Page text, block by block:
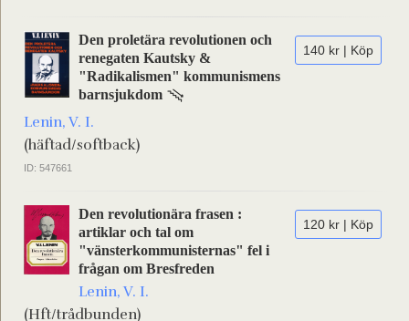
140 kr | Köp
Den proletära revolutionen och
renegaten Kautsky &
"Radikalismen" kommunismens
barnsjukdom
Lenin, V. I.
(häftad/softback)
ID: 547661
120 kr | Köp
Den revolutionära frasen :
artiklar och tal om
"vänsterkommunisternas" fel i
frågan om Bresfreden
Lenin, V. I.
(Hft/trådbunden)